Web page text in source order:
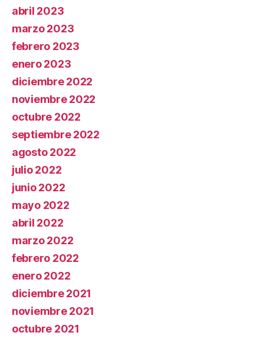
abril 2023
marzo 2023
febrero 2023
enero 2023
diciembre 2022
noviembre 2022
octubre 2022
septiembre 2022
agosto 2022
julio 2022
junio 2022
mayo 2022
abril 2022
marzo 2022
febrero 2022
enero 2022
diciembre 2021
noviembre 2021
octubre 2021